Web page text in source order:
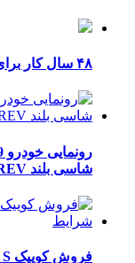
۴۸ سال کار برای خرید یک تویوتا کمری
شاسی بلند EREV در ایران